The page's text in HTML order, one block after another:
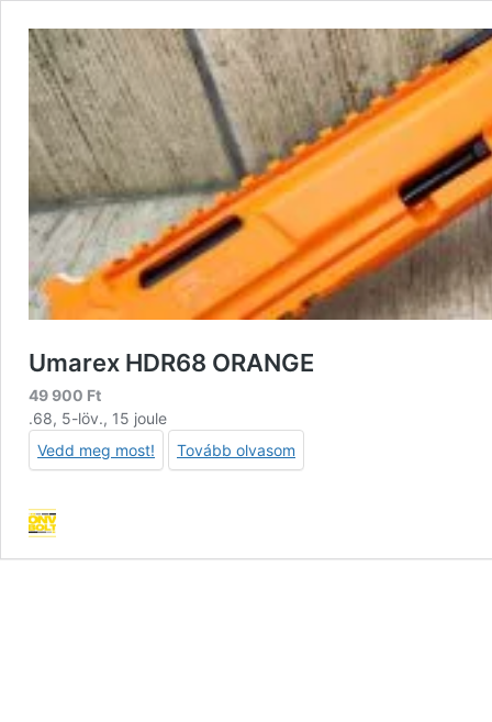
Umarex HDR68 ORANGE
49 900 Ft
.68, 5-löv., 15 joule
Vedd meg most!
Tovább olvasom